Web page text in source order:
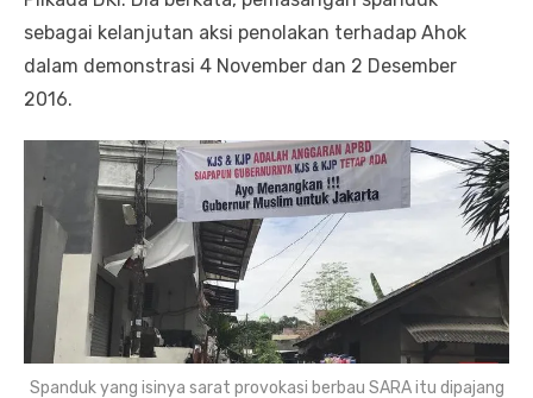
sebagai kelanjutan aksi penolakan terhadap Ahok
dalam demonstrasi 4 November dan 2 Desember
2016.
Spanduk yang isinya sarat provokasi berbau SARA itu dipajang